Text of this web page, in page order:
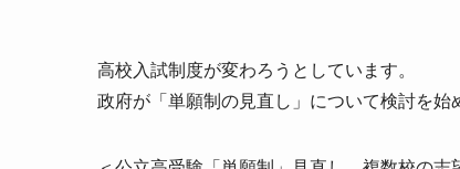
高校入試制度が変わろうとしています。
政府が「単願制の見直し」について検討を始